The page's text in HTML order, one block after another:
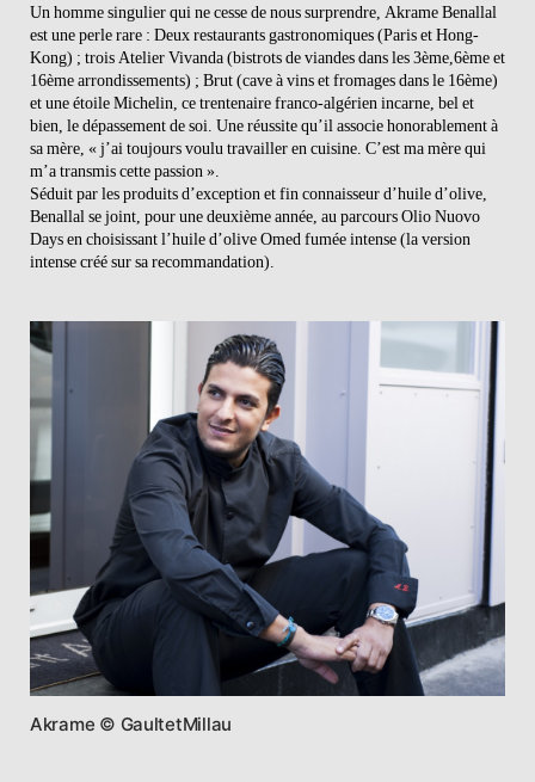
Un homme singulier qui ne cesse de nous surprendre, Akrame Benallal
est une perle rare : Deux restaurants gastronomiques (Paris et Hong-
Kong) ; trois Atelier Vivanda (bistrots de viandes dans les 3ème,6ème et
16ème arrondissements) ; Brut (cave à vins et fromages dans le 16ème)
et une étoile Michelin, ce trentenaire franco-algérien incarne, bel et
bien, le dépassement de soi. Une réussite qu’il associe honorablement à
sa mère, « j’ai toujours voulu travailler en cuisine. C’est ma mère qui
m’a transmis cette passion ».
Séduit par les produits d’exception et fin connaisseur d’huile d’olive,
Benallal se joint, pour une deuxième année, au parcours Olio Nuovo
Days en choisissant l’huile d’olive Omed fumée intense (la version
intense créé sur sa recommandation).
Akrame © GaultetMillau